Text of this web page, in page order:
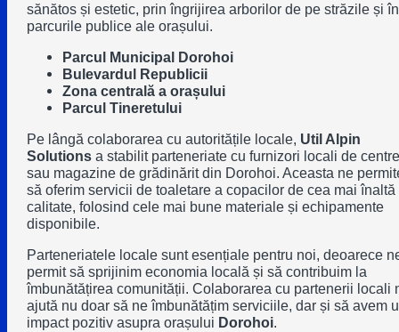
sănătos și estetic, prin îngrijirea arborilor de pe străzile și în
parcurile publice ale orașului.
Parcul Municipal Dorohoi
Bulevardul Republicii
Zona centrală a orașului
Parcul Tineretului
Pe lângă colaborarea cu autoritățile locale, Util Alpin
Solutionsa stabilit parteneriate cu furnizori locali de centre
sau magazine de grădinărit din Dorohoi. Aceasta ne
să oferim servicii de toaletare a copacilor de cea mai înaltă
calitate, folosind cele mai bune materiale și echipamente
disponibile.
Parteneriatele locale sunt esențiale pentru noi, deoarece
permit să sprijinim economia locală și să contribuim la
îmbunătățirea comunității. Colaborarea cu partenerii locali
ajută nu doar să ne îmbunătățim serviciile, dar și să avem
impact pozitiv asupra orașului Dorohoi.